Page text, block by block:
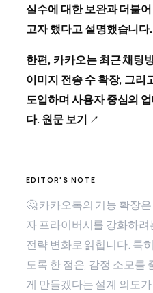
실수에 대한 보완과 더불
고자 했다고 설명했습니다.
한편, 카카오는 최근 채팅
이미지 전송 수 확장, 그리
도입하며 사용자 중심의
다. 원문 보기
🤔 카카오톡의 기능 확장
자 프라이버시를 강화하
전략 변화로 읽힙니다. 특
도록 한 점은, 감정 소모를
게 만들겠다는 설계 의도